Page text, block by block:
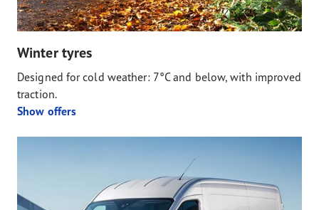
Winter tyres
Designed for cold weather: 7°C and below, with improved
traction.
Show offers